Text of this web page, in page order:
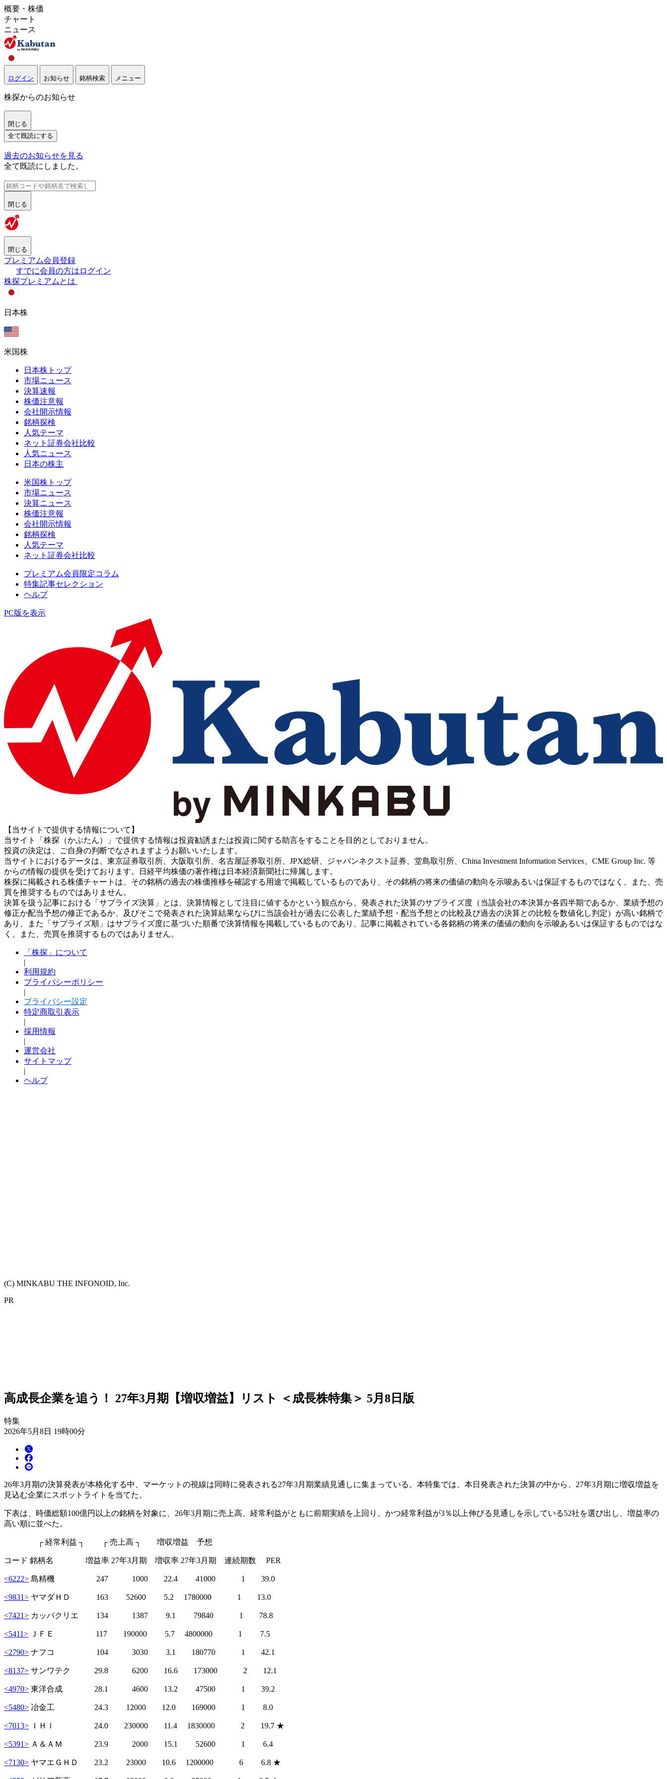
概要・株価
チャート
ニュース
ログイン お知らせ 銘柄検索 メニュー
株探からのお知らせ
閉じる
全て既読にする
過去のお知らせを見る
全て既読にしました。
閉じる
閉じる
プレミアム会員登録
すでに会員の方はログイン
株探プレミアムとは
日本株
米国株
日本株トップ
市場ニュース
決算速報
株価注意報
会社開示情報
銘柄探検
人気テーマ
ネット証券会社比較
人気ニュース
日本の株主
米国株トップ
市場ニュース
決算ニュース
株価注意報
会社開示情報
銘柄探検
人気テーマ
ネット証券会社比較
プレミアム会員限定コラム
特集記事セレクション
ヘルプ
PC版を表示
【当サイトで提供する情報について】
当サイト「株探（かぶたん）」で提供する情報は投資勧誘または投資に関する助言をすることを目的としておりません。
投資の決定は、ご自身の判断でなされますようお願いいたします。
当サイトにおけるデータは、東京証券取引所、大阪取引所、名古屋証券取引所、JPX総研、ジャパンネクスト証券、堂島取引所、China Investment Information Services、CME Group Inc. 等
からの情報の提供を受けております。日経平均株価の著作権は日本経済新聞社に帰属します。
株探に掲載される株価チャートは、その銘柄の過去の株価推移を確認する用途で掲載しているものであり、その銘柄の将来の価値の動向を示唆あるいは保証するものではなく、また、売
買を推奨するものではありません。
決算を扱う記事における「サプライズ決算」とは、決算情報として注目に値するかという観点から、発表された決算のサプライズ度（当該会社の本決算か各四半期であるか、業績予想の
修正か配当予想の修正であるか、及びそこで発表された決算結果ならびに当該会社が過去に公表した業績予想・配当予想との比較及び過去の決算との比較を数値化し判定）が高い銘柄で
あり、また「サプライズ順」はサプライズ度に基づいた順番で決算情報を掲載しているものであり、記事に掲載されている各銘柄の将来の価値の動向を示唆あるいは保証するものではな
く、また、売買を推奨するものではありません。
「株探」について
|
利用規約
プライバシーポリシー
|
プライバシー設定
特定商取引表示
|
採用情報
|
運営会社
サイトマップ
|
ヘルプ
(C) MINKABU THE INFONOID, Inc.
PR
高成長企業を追う！ 27年3月期【増収増益】リスト ＜成長株特集＞ 5月8日版
特集
2026年5月8日 19時00分
26年3月期の決算発表が本格化する中、マーケットの視線は同時に発表される27年3月期業績見通しに集まっている。本特集では、本日発表された決算の中から、27年3月期に増収増益を
見込む企業にスポットライトを当てた。
下表は、時価総額100億円以上の銘柄を対象に、26年3月期に売上高、経常利益がともに前期実績を上回り、かつ経常利益が3％以上伸びる見通しを示している52社を選び出し、増益率の
高い順に並べた。
┌ 経常利益 ┐ ┌ 売上高 ┐ 増収増益 予想
コード 銘柄名 増益率 27年3月期 増収率 27年3月期 連続期数 PER
<6222> 島精機 247 1000 22.4 41000 1 39.0
<9831> ヤマダＨＤ 163 52600 5.2 1780000 1 13.0
<7421> カッパクリエ 134 1387 9.1 79840 1 78.8
<5411> ＪＦＥ 117 190000 5.7 4800000 1 7.5
<2790> ナフコ 104 3030 3.1 180770 1 42.1
<8137> サンワテク 29.8 6200 16.6 173000 2 12.1
<4970> 東洋合成 28.1 4600 13.2 47500 1 39.2
<5480> 冶金工 24.3 12000 12.0 169000 1 8.0
<7013> ＩＨＩ 24.0 230000 11.4 1830000 2 19.7 ★
<5391> Ａ＆ＡＭ 23.9 2000 15.1 52600 1 6.4
<7130> ヤマエＧＨＤ 23.2 23000 10.6 1200000 6 6.8 ★